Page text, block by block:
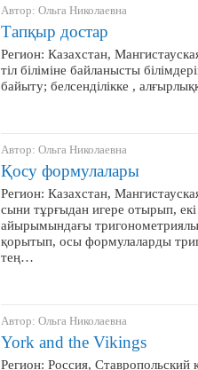
Автор: Ольга Николаевна
Тапқыр достар
Регион: Казахстан,
тіл біліміне байланысты
байыту; белсенділікке ,
Автор: Ольга Николаевна
Қосу формулалары
Регион: Казахстан,
сыни тұрғыдан игере отырып,
айырымындағы
қорытып, осы формулаларды
тең…
Автор: Ольга Николаевна
York and the Vikings
Регион: Россия, Ставропольский